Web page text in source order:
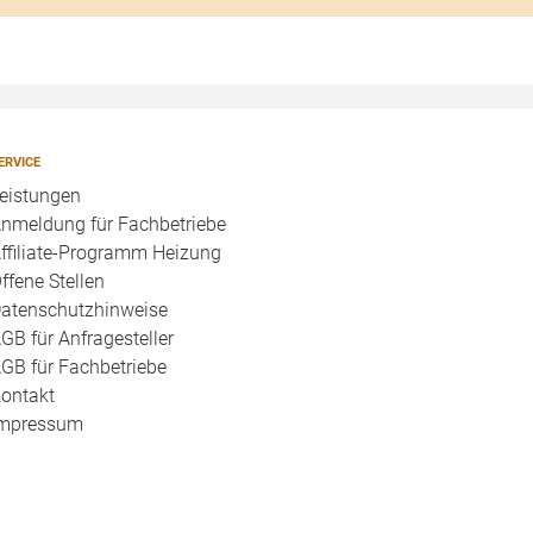
für Fachbetriebe
Programm Heizung
Stellen
für Anfragesteller
für Fachbetriebe